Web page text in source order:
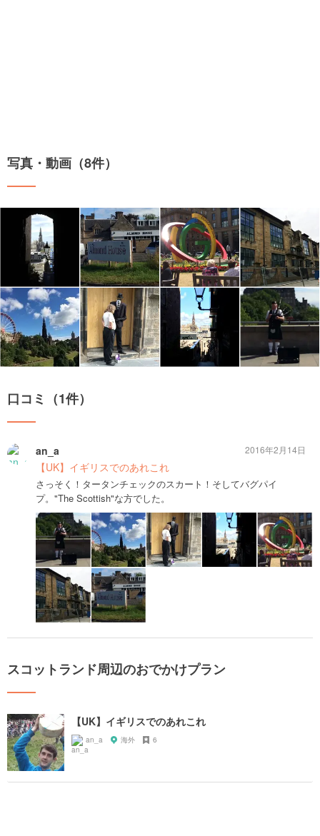
写真・動画（8件）
口コミ（1件）
an_a
【UK】イギリスでのあれこれ
さっそく！タータンチェックのスカート！そしてバグパイ
プ。"The Scottish"な方でした。
2016年2月14日
スコットランド周辺のおでかけプラン
【UK】イギリスでのあれこれ
an_a 海外 6